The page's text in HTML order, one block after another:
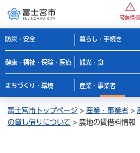
緊急情報
防災・安全 暮らし・手続き
健康・福祉・保険・医療 観光・食
まちづくり・環境 産業・事業者
富士宮市トップページ > 産業・事業者 >
の貸し借りについて > 農地の賃借料情報